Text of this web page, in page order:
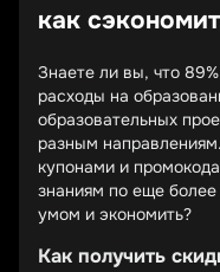
как
Знаете ли вы, что
расходы на
образовательных
разным
купонами и
знаниям по еще более
умом и экономить?
Как получить